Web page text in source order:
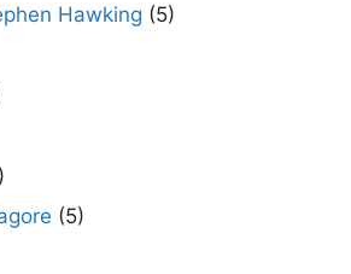
Hawking (5)
(5)